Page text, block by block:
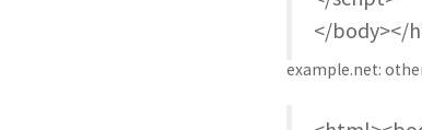
</body></
example.net: